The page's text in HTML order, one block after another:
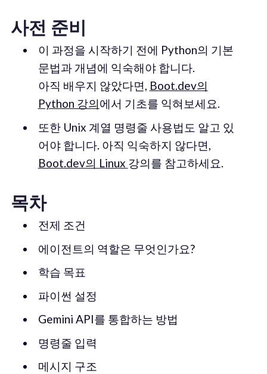
사전 준비
이 과정을 시작하기 전에 Python의 기본
문법과 개념에 익숙해야 합니다.
아직 배우지 않았다면, Boot.dev의
Python 강의에서 기초를 익혀보세요.
또한 Unix 계열 명령줄 사용법도 알고 있
어야 합니다. 아직 익숙하지 않다면,
Boot.dev의 Linux 강의를 참고하세요.
목차
전제 조건
에이전트의 역할은 무엇인가요?
학습 목표
파이썬 설정
Gemini API를 통합하는 방법
명령줄 입력
메시지 구조